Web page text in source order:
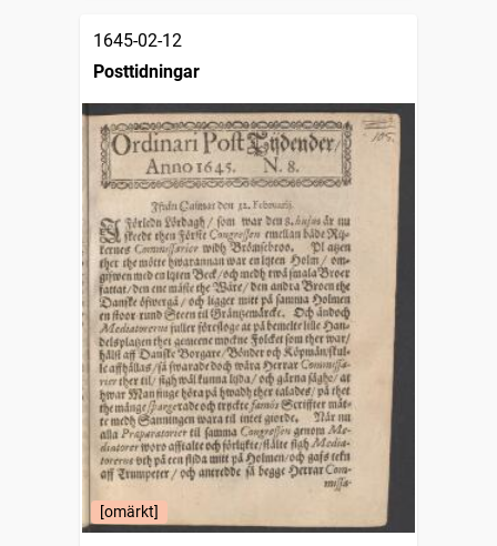
1645-02-12
Posttidningar
[omärkt]